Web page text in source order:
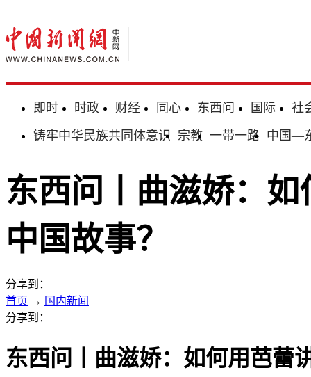
即时 时政 财经 同心 东西问 国际
社
铸牢中华民族共同体意识 宗教 一带一路 中国—
东西问丨曲滋娇：
中国故事？
分享到：
首页 → 国内新闻
分享到：
东西问丨曲滋娇：如何用芭蕾